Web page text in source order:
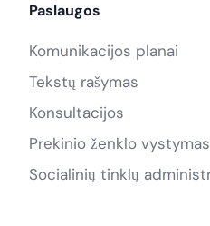
Paslaugos
Komunikacijos planai
Tekstų rašymas
Konsultacijos
Prekinio ženklo vystymas
Socialinių tinklų